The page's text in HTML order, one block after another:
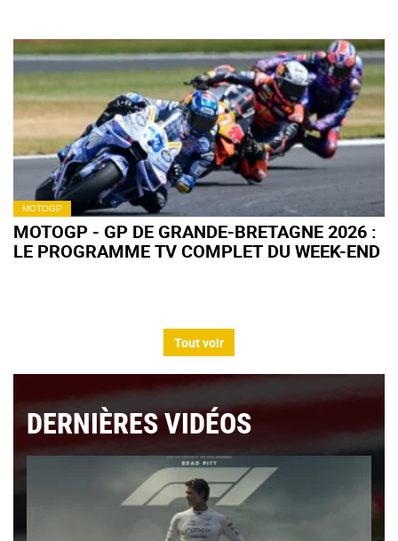
MOTOGP
MOTOGP - GP DE GRANDE-BRETAGNE 2026 :
LE PROGRAMME TV COMPLET DU WEEK-END
Tout voir
DERNIÈRES VIDÉOS